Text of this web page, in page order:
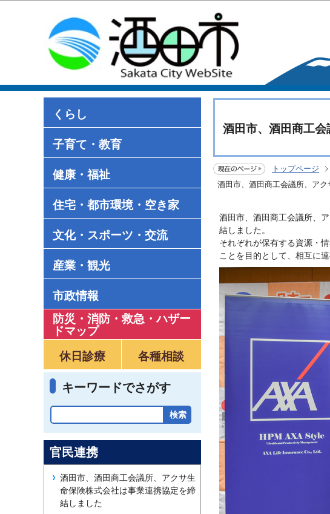
くらし
子育て・教育
健康・福祉
住宅・都市環境・空き家
文化・スポーツ・交流
産業・観光
市政情報
防災・消防・救急 ・ハザー
ドマップ
休日診療
各種相談
キーワードでさがす
酒田市、酒田商工
トップページ
酒田市、酒田商工会議所、ア
酒田市、酒田商工会議所、
結しました。
それぞれが保有する資源・
ことを目的として、相互に
官民連携
酒田市、酒田商工会議所、アクサ生
命保険株式会社は事業連携協定を締
結しました